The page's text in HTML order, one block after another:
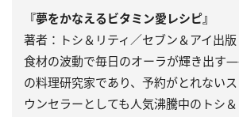
『夢をかなえるビタミン愛レシピ』
著者：トシ＆リティ／セブン＆アイ出版
食材の波動で毎日のオーラが輝き出す
の料理研究家であり、予約がとれない
ウンセラーとしても人気沸騰中のトシ